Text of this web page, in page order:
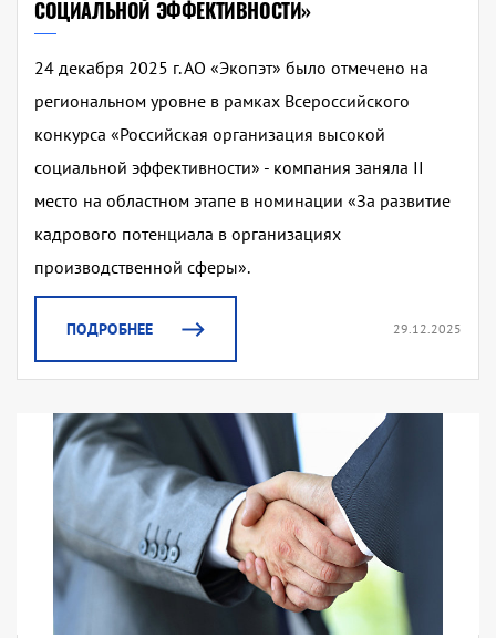
СОЦИАЛЬНОЙ ЭФФЕКТИВНОСТИ»
24 декабря 2025 г. АО «Экопэт» было отмечено на
региональном уровне в рамках Всероссийского
конкурса «Российская организация высокой
социальной эффективности» - компания заняла II
место на областном этапе в номинации «За развитие
кадрового потенциала в организациях
производственной сферы».
ПОДРОБНЕЕ 29.12.2025